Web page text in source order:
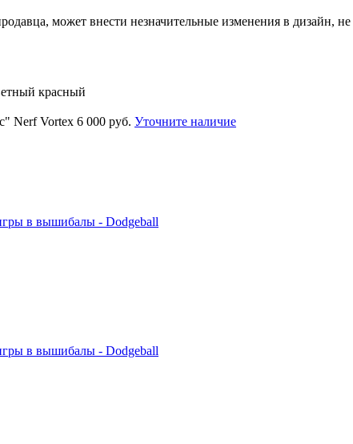
может внести незначительные изменения в дизайн,
красный
Nerf Vortex 6 000 руб. Уточните наличие
в вышибалы - Dodgeball
в вышибалы - Dodgeball